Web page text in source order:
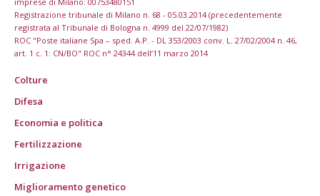
Registrazione tribunale di Milano n. 68 - 05.03.2014 (precedentemente
registrata al Tribunale di Bologna n. 4999 del 22/07/1982)
ROC "Poste italiane Spa – sped. A.P. - DL 353/2003 conv. L. 27/02/2004 n. 46,
art. 1 c. 1: CN/BO" ROC n° 24344 dell’11 marzo 2014
Colture
Difesa
Economia e politica
Fertilizzazione
Irrigazione
Miglioramento genetico